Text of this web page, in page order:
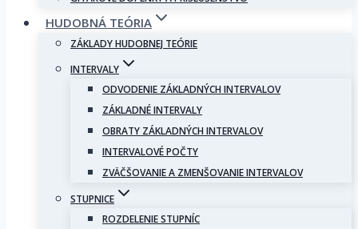
HUDOBNÁ TEÓRIA
ZÁKLADY HUDOBNEJ TEÓRIE
INTERVALY
ODVODENIE ZÁKLADNÝCH INTERVALOV
ZÁKLADNÉ INTERVALY
OBRATY ZÁKLADNÝCH INTERVALOV
INTERVALOVÉ POČTY
ZVÄČŠOVANIE A ZMENŠOVANIE INTERVALOV
STUPNICE
ROZDELENIE STUPNÍC